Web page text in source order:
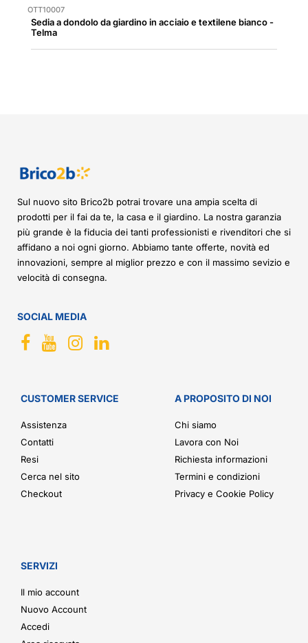
OTT10007
Sedia a dondolo da giardino in acciaio e textilene bianco -
Telma
Sul nuovo sito Brico2b potrai trovare una ampia scelta di
prodotti per il fai da te, la casa e il giardino. La nostra garanzia
più grande è la fiducia dei tanti professionisti e rivenditori che si
affidano a noi ogni giorno. Abbiamo tante offerte, novità ed
innovazioni, sempre al miglior prezzo e con il massimo sevizio e
velocità di consegna.
SOCIAL MEDIA
CUSTOMER SERVICE
Assistenza
Contatti
Resi
Cerca nel sito
Checkout
A PROPOSITO DI NOI
Chi siamo
Lavora con Noi
Richiesta informazioni
Termini e condizioni
Privacy e Cookie Policy
SERVIZI
Il mio account
Nuovo Account
Accedi